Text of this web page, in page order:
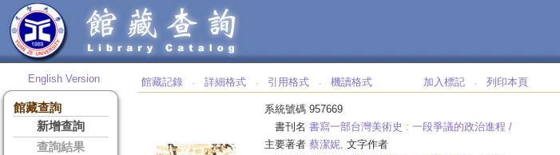
English Version
館藏查詢
新增查詢
查詢結果
館藏記錄 ‧ 詳細格式 ‧ 引用格式 ‧ 機讀格式 加入標記 ‧ 列印本頁
系統號碼 957669
書刊名 書寫一部台灣美術史 : 一段爭議的政治進程 /
主要著者 蔡潔妮, 文字作者